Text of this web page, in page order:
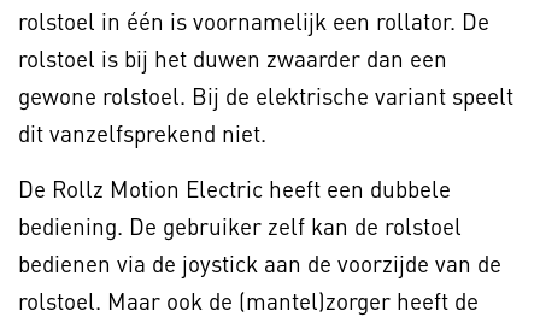
rolstoel in één is voornamelijk een rollator. De
rolstoel is bij het duwen zwaarder dan een
gewone rolstoel. Bij de elektrische variant speelt
dit vanzelfsprekend niet.
De Rollz Motion Electric heeft een dubbele
bediening. De gebruiker zelf kan de rolstoel
bedienen via de joystick aan de voorzijde van de
rolstoel. Maar ook de (mantel)zorger heeft de